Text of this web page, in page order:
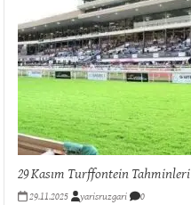
29 Kasım Turffontein Tahminleri
29.11.2025 yarisruzgari 0